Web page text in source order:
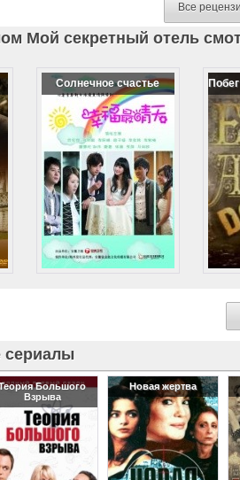
Все
Мой секретный отель
Солнечное счастье
сериалы
Большого
Взрыва
Новая жертва